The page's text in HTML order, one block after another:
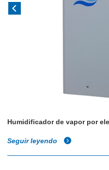
Humidificador de vapor por
Seguir leyendo